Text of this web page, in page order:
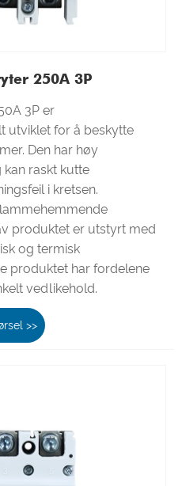
250A 3P
3P er
utviklet for å beskytte
Den har høy
raskt kutte
i kretsen.
produktet er utstyrt med
og termisk
produktet har fordelene
vedlikehold.
>>